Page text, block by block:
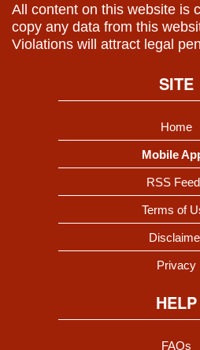
All content on this website is
copy any data from this
Violations will attract legal
SITE
Home
Mobile
RSS
Terms of
Privacy
HELP
FAQs